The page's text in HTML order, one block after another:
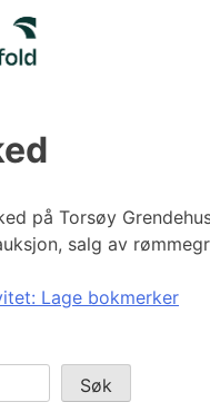
på Torsøy
salg av
Lage bokmerker
Søk